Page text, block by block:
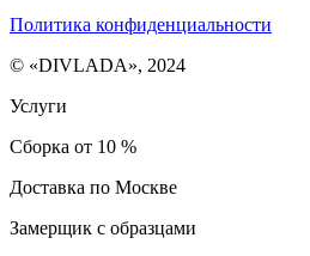
Политика конфиденциальности
© «DIVLADA», 2024
Услуги
Сборка от 10 %
Доставка по Москве
Замерщик с образцами